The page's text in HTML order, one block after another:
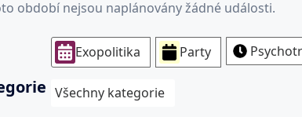
období nejsou naplánovány žádné události.
Exopolitika Party
Všechny kategorie